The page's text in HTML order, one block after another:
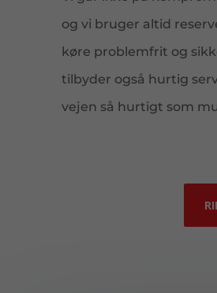
og vi bruger altid
køre problemfrit og
tilbyder også hurtig
vejen så hurtigt som